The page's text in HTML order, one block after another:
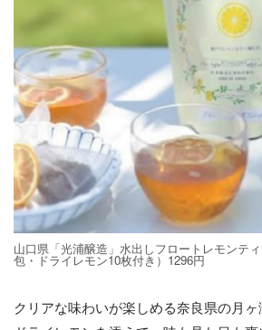
山口県「光浦醸造」水出しフロートレモンテ
包・ドライレモン10枚付き）1296円
クリアな味わいが楽しめる奈良県の月